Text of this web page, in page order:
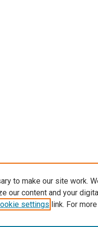
to make our site work.
our content and your
settings link. For